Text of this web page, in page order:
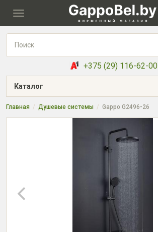
Toggle
+375 (29) 116-62-00
Каталог
Главная Душевые системы Gappo G2496-26